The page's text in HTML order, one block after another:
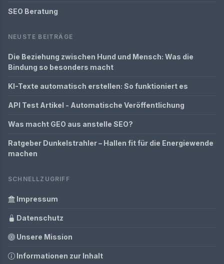
SEO Beratung
NEUSTE BEITRÄGE
Die Beziehung zwischen Hund und Mensch: Was die
Bindung so besonders macht
KI-Texte automatisch erstellen: So funktioniert es
API Test Artikel - Automatische Veröffentlichung
Was macht GEO aus anstelle SEO?
Ratgeber Dunkelstrahler – Hallen fit für die Energiewende
machen
SCHNELLZUGRIFF
Impressum
Datenschutz
Unsere Mission
Informationen zur Inhalt